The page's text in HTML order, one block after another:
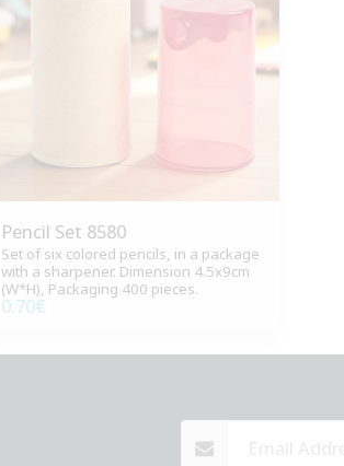
Pencil Set 8580
Set of six colored pencils, in a package
with a sharpener. Dimension 4.5x9cm
(W*H), Packaging 400 pieces.
0.70€